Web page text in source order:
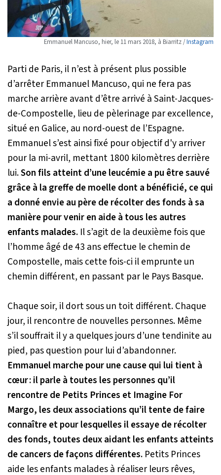
Emmanuel Mancuso, hier, le 11 mars 2018, à Biarritz /Instagram
Parti de Paris, il n’est à présent plus possible
d’arrêter Emmanuel Mancuso, qui ne fera pas
marche arrière avant d’être arrivé à Saint-Jacques-
de-Compostelle, lieu de pèlerinage par excellence,
situé en Galice, au nord-ouest de l’Espagne.
Emmanuel s’est ainsi fixé pour objectif d'y arriver
pour la mi-avril, mettant 1800 kilomètres derrière
lui.Son fils atteint d’une leucémie a pu être sauvé
grâce à la greffe de moelle dont a bénéficié, ce qui
a donné envie au père de récolter des fonds à sa
manière pour venir en aide à tous les autres
enfants malades. Il s’agit de la deuxième fois que
l’homme âgé de 43 ans effectue le chemin de
Compostelle, mais cette fois-ci il emprunte un
chemin différent, en passant par le Pays Basque.
Chaque soir, il dort sous un toit différent. Chaque
jour, il rencontre de nouvelles personnes. Même
s’il souffrait il y a quelques jours d’une tendinite au
pied, pas question pour lui d’abandonner.
Emmanuel marche pour une cause qui lui tient à
cœur : il parle à toutes les personnes qu’il
rencontre de Petits Princes et Imagine For
Margo, les deux associations qu’il tente de faire
connaître et pour lesquelles il essaye de récolter
des fonds, toutes deux aidant les enfants atteints
de cancers de façons différentes. Petits Princes
aide les enfants malades à réaliser leurs rêves,